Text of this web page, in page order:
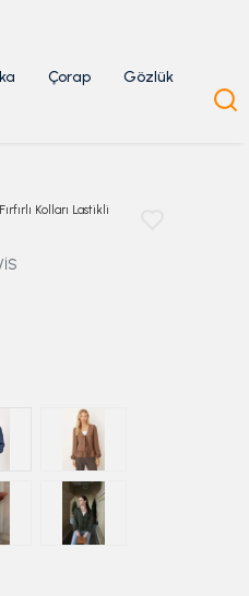
Çorap Gözlük
Kolları Lastikli